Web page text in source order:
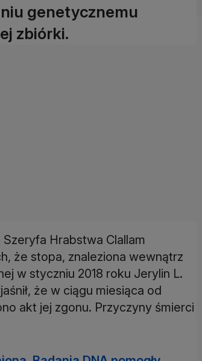
genetycznemu
zbiórki.
Hrabstwa Clallam
że stopa, znaleziona wewnątrz
w styczniu 2018 roku Jerylin L.
że w ciągu miesiąca od
akt jej zgonu. Przyczyny śmierci